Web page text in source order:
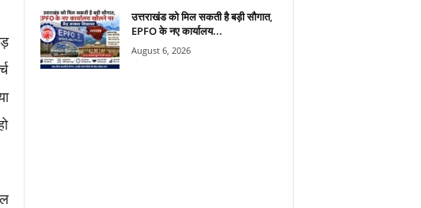
उत्तराखंड को मिल सकती है बड़ी सौगात,
EPFO के नए कार्यालय...
August 6, 2026